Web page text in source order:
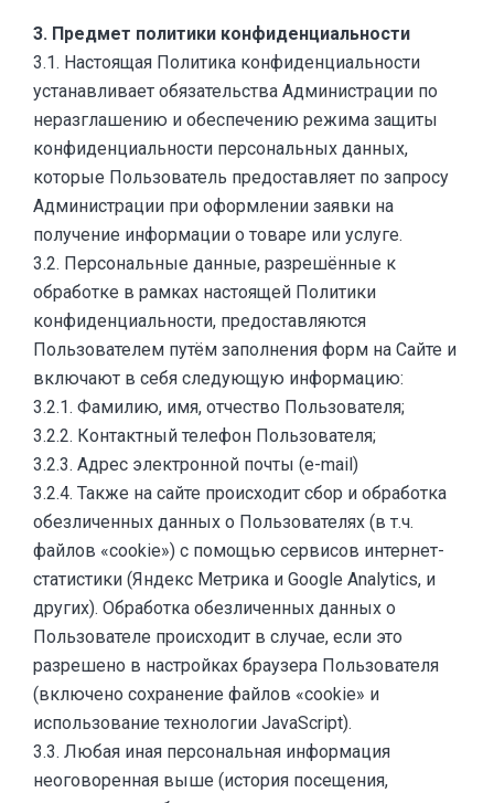
3. Предмет политики конфиденциальности
3.1. Настоящая Политика конфиденциальности
устанавливает обязательства Администрации по
неразглашению и обеспечению режима защиты
конфиденциальности персональных данных,
которые Пользователь предоставляет по запросу
Администрации при оформлении заявки на
получение информации о товаре или услуге.
3.2. Персональные данные, разрешённые к
обработке в рамках настоящей Политики
конфиденциальности, предоставляются
Пользователем путём заполнения форм на Сайте и
включают в себя следующую информацию:
3.2.1. Фамилию, имя, отчество Пользователя;
3.2.2. Контактный телефон Пользователя;
3.2.3. Адрес электронной почты (e-mail)
3.2.4. Также на сайте происходит сбор и обработка
обезличенных данных о Пользователях (в т.ч.
файлов «cookie») с помощью сервисов интернет-
статистики (Яндекс Метрика и Google Analytics, и
других). Обработка обезличенных данных о
Пользователе происходит в случае, если это
разрешено в настройках браузера Пользователя
(включено сохранение файлов «cookie» и
использование технологии JavaScript).
3.3. Любая иная персональная информация
неоговоренная выше (история посещения,